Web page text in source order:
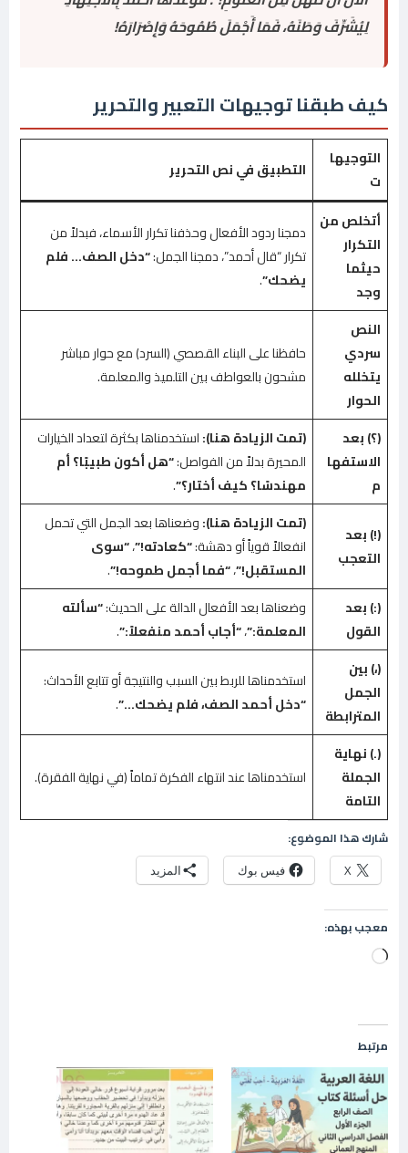
لِيُشَرِّفَ وَطَنَهُ، فَمَا أَجْمَلَ طُمُوحَهُ وَإِصْرَارَهُ!
كيف طبقنا توجيهات التعبير والتحرير
التوجيها
ت
التطبيق في نص التحرير
أتخلص من
التكرار
حيثما
وجد
دمجنا ردود الأفعال وحذفنا تكرار الأسماء، فبدلاً من
تكرار “قال أحمد”، دمجنا الجمل:“دخل الصف… فلم
يضحك”.
النص
سردي
يتخلله
الحوار
حافظنا على البناء القصصي (السرد) مع حوار مباشر
مشحون بالعواطف بين التلميذ والمعلمة.
(؟) بعد
الاستفها
م
(تمت الزيادة هنا):استخدمناها بكثرة لتعداد الخيارات
المحيرة بدلاً من الفواصل:“هل أكون طبيبًا؟ أم
مهندسًا؟ كيف أختار؟”.
(!) بعد
التعجب
(تمت الزيادة هنا):وضعناها بعد الجمل التي تحمل
انفعالاً قوياً أو دهشة:“كعادته!”،“سوى
المستقبل!”،“فما أجمل طموحه!”.
(:) بعد
القول
وضعناها بعد الأفعال الدالة على الحديث:“سألته
المعلمة:”،“أجاب أحمد منفعلاً:”.
(،) بين
الجمل
المترابطة
استخدمناها للربط بين السبب والنتيجة أو تتابع الأحداث:
“دخل أحمد الصف، فلم يضحك…”.
(.) نهاية
الجملة
التامة
استخدمناها عند انتهاء الفكرة تماماً (في نهاية الفقرة).
شارك هذا الموضوع:
X فيس بوك المزيد
معجب بهذه:
جاري
مرتبط